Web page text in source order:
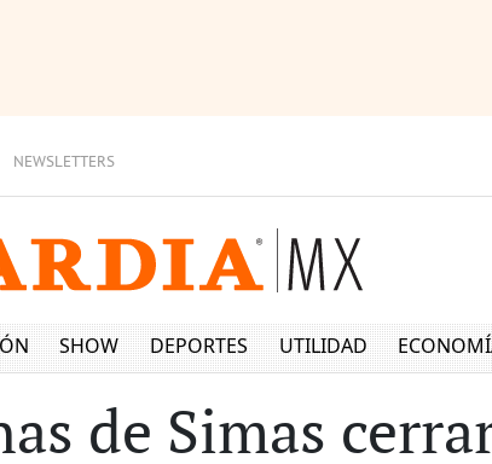
NEWSLETTERS
SHOW DEPORTES UTILIDAD
de Simas